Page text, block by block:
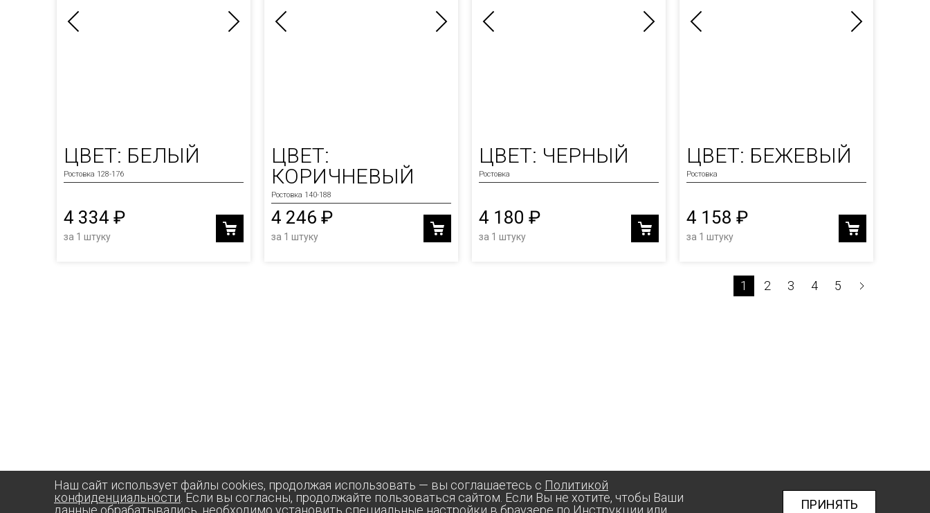
ЦВЕТ: БЕЛЫЙ
Ростовка 128-176
4 334 ₽
за 1 штуку
ЦВЕТ:
КОРИЧНЕВЫЙ
Ростовка 140-188
4 246 ₽
за 1 штуку
ЦВЕТ: ЧЕРНЫЙ
Ростовка
4 180 ₽
за 1 штуку
ЦВЕТ: БЕЖЕВЫЙ
Ростовка
4 158 ₽
за 1 штуку
1 2 3 4 5
Наш сайт использует файлы cookies, продолжая использовать — вы соглашаетесь с Политикой
конфиденциальности . Если вы согласны, продолжайте пользоваться сайтом. Если Вы не хотите, чтобы Ваши
данные обрабатывались, необходимо установить специальные настройки в браузере по Инструкции или ПРИНЯТЬ